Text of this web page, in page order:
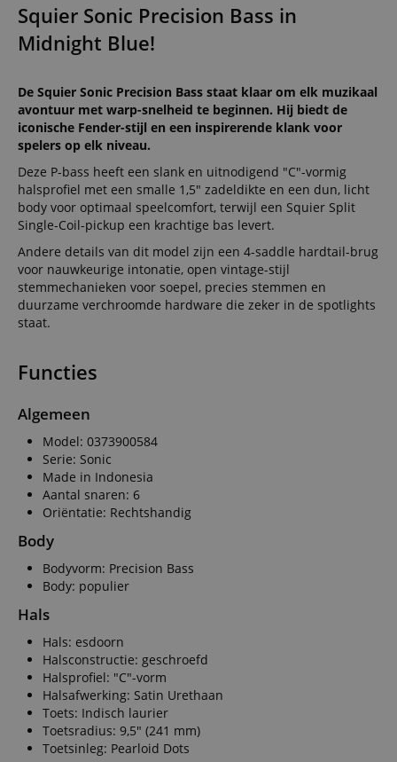
Squier Sonic Precision Bass in
Midnight Blue!
De Squier Sonic Precision Bass staat klaar om elk muzikaal
avontuur met warp-snelheid te beginnen. Hij biedt de
iconische Fender-stijl en een inspirerende klank voor
spelers op elk niveau.
Deze P-bass heeft een slank en uitnodigend "C"-vormig
halsprofiel met een smalle 1,5" zadeldikte en een dun, licht
body voor optimaal speelcomfort, terwijl een Squier Split
Single-Coil-pickup een krachtige bas levert.
Andere details van dit model zijn een 4-saddle hardtail-brug
voor nauwkeurige intonatie, open vintage-stijl
stemmechanieken voor soepel, precies stemmen en
duurzame verchroomde hardware die zeker in de spotlights
staat.
Functies
Algemeen
Model: 0373900584
Serie: Sonic
Made in Indonesia
Aantal snaren: 6
Oriëntatie: Rechtshandig
Body
Bodyvorm: Precision Bass
Body: populier
Hals
Hals: esdoorn
Halsconstructie: geschroefd
Halsprofiel: "C"-vorm
Halsafwerking: Satin Urethaan
Toets: Indisch laurier
Toetsradius: 9,5" (241 mm)
Toetsinleg: Pearloid Dots